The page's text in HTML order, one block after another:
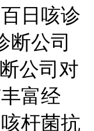
日咳诊
断公司
公司对
富经
杆菌抗